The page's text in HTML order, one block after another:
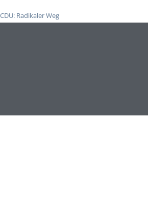
CDU: Radikaler Weg